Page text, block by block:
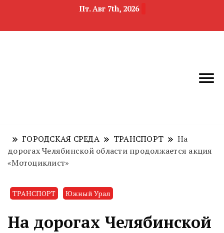
Пт. Авг 7th, 2026
область
недвижимости
ГОРОДСКАЯ СРЕДА ТРАНСПОРТ
На
дорогах Челябинской области продолжается акция
«Мотоциклист»
ТРАНСПОРТ Южный Урал
На дорогах Челябинской